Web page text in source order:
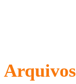
Arquivos